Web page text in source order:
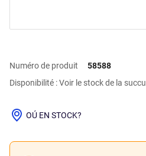
Numéro de produit
58588
Disponibilité : Voir le stock de la
OÚ EN STOCK?